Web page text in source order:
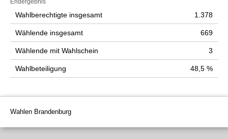
Wahlberechtigte insgesamt 1.378
Wählende insgesamt 669
Wählende mit Wahlschein 3
Wahlbeteiligung 48,5 %
Wahlen Brandenburg